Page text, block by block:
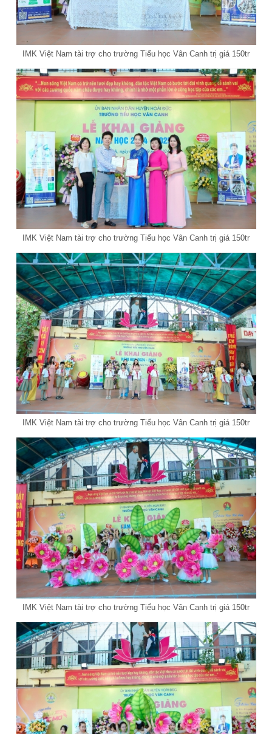
IMK Việt Nam tài trợ cho trường Tiểu học Vân Canh trị giá 150tr
IMK Việt Nam tài trợ cho trường Tiểu học Vân Canh trị giá 150tr
IMK Việt Nam tài trợ cho trường Tiểu học Vân Canh trị giá 150tr
IMK Việt Nam tài trợ cho trường Tiểu học Vân Canh trị giá 150tr